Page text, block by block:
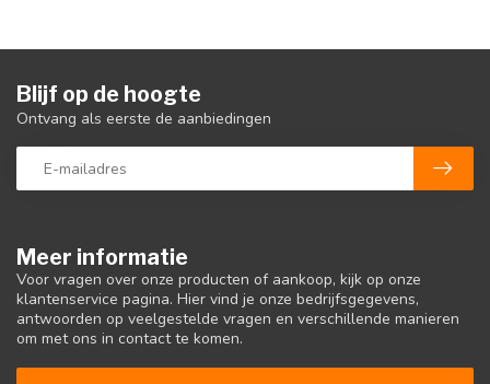
Meer informatie
Voor vragen over onze producten of aankoop, kijk op onze
klantenservice pagina. Hier vind je onze bedrijfsgegevens,
antwoorden op veelgestelde vragen en verschillende manieren
om met ons in contact te komen.
Blijf op de hoogte
Ontvang als eerste de aanbiedingen